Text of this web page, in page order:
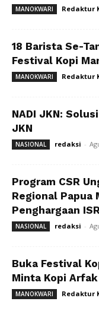
MANOKWARI Redaktur
18 Barista Se-
Festival Kopi
MANOKWARI Redaktur
NADI JKN:
JKN
NASIONAL redaksi -
Program CSR
Regional Papua
Penghargaan
NASIONAL redaksi -
Buka Festival
Minta Kopi
MANOKWARI Redaktur